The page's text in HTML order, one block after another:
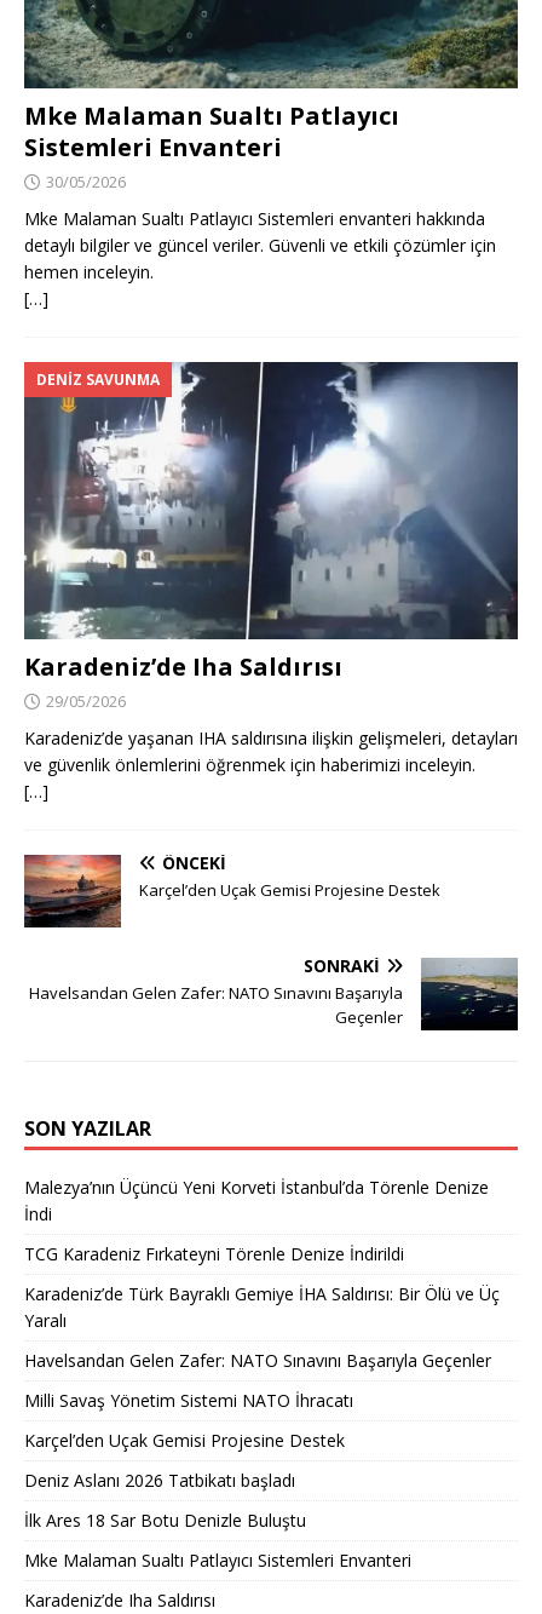
Mke Malaman Sualtı Patlayıcı
Sistemleri Envanteri
30/05/2026
Mke Malaman Sualtı Patlayıcı Sistemleri envanteri hakkında
detaylı bilgiler ve güncel veriler. Güvenli ve etkili çözümler için
hemen inceleyin.
[…]
DENIZ SAVUNMA
Karadeniz’de Iha Saldırısı
29/05/2026
Karadeniz’de yaşanan IHA saldırısına ilişkin gelişmeleri, detayları
ve güvenlik önlemlerini öğrenmek için haberimizi inceleyin.
[…]
ÖNCEKI
Karçel’den Uçak Gemisi Projesine Destek
SONRAKI
Havelsandan Gelen Zafer: NATO Sınavını Başarıyla
Geçenler
SON YAZILAR
Malezya’nın Üçüncü Yeni Korveti İstanbul’da Törenle Denize
İndi
TCG Karadeniz Fırkateyni Törenle Denize İndirildi
Karadeniz’de Türk Bayraklı Gemiye İHA Saldırısı: Bir Ölü ve Üç
Yaralı
Havelsandan Gelen Zafer: NATO Sınavını Başarıyla Geçenler
Milli Savaş Yönetim Sistemi NATO İhracatı
Karçel’den Uçak Gemisi Projesine Destek
Deniz Aslanı 2026 Tatbikatı başladı
İlk Ares 18 Sar Botu Denizle Buluştu
Mke Malaman Sualtı Patlayıcı Sistemleri Envanteri
Karadeniz’de Iha Saldırısı